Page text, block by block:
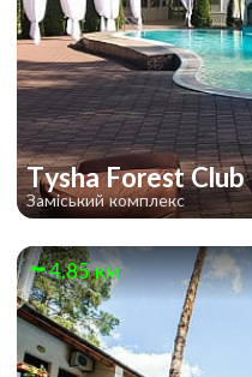
Tysha Forest Club
Заміський комплекс
4.85 км